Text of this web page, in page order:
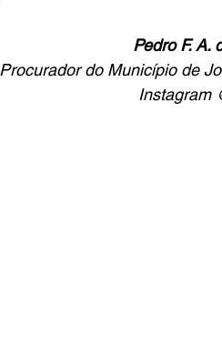
Pedro F. A.
Procurador do Município de
Instagram